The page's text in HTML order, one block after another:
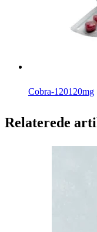
Cobra-120120mg
Relaterede